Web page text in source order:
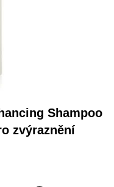
Shampoo
zvýraznění